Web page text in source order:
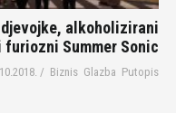
alkoholizirani
furiozni Summer Sonic
/ Biznis Glazba Putopis